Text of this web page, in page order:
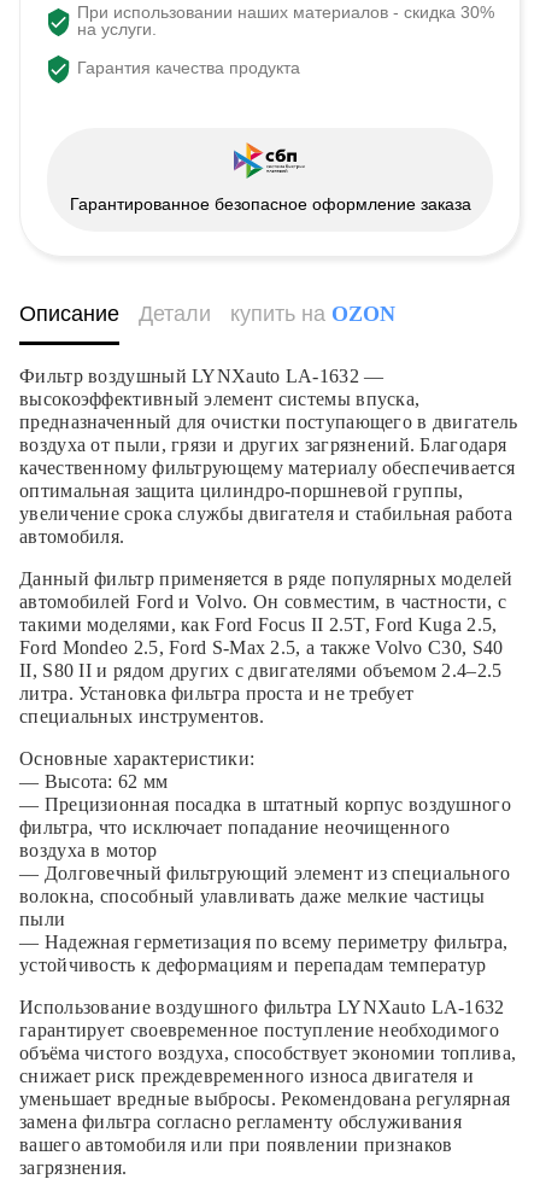
При использовании наших материалов - скидка 30%
на услуги.
Гарантия качества продукта
Гарантированное безопасное оформление заказа
Описание Детали купить на OZON
Фильтр воздушный LYNXauto LA-1632 —
высокоэффективный элемент системы впуска,
предназначенный для очистки поступающего в двигатель
воздуха от пыли, грязи и других загрязнений. Благодаря
качественному фильтрующему материалу обеспечивается
оптимальная защита цилиндро-поршневой группы,
увеличение срока службы двигателя и стабильная работа
автомобиля.
Данный фильтр применяется в ряде популярных моделей
автомобилей Ford и Volvo. Он совместим, в частности, с
такими моделями, как Ford Focus II 2.5T, Ford Kuga 2.5,
Ford Mondeo 2.5, Ford S-Max 2.5, а также Volvo C30, S40
II, S80 II и рядом других с двигателями объемом 2.4–2.5
литра. Установка фильтра проста и не требует
специальных инструментов.
Основные характеристики:
— Высота: 62 мм
— Прецизионная посадка в штатный корпус воздушного
фильтра, что исключает попадание неочищенного
воздуха в мотор
— Долговечный фильтрующий элемент из специального
волокна, способный улавливать даже мелкие частицы
пыли
— Надежная герметизация по всему периметру фильтра,
устойчивость к деформациям и перепадам температур
Использование воздушного фильтра LYNXauto LA-1632
гарантирует своевременное поступление необходимого
объёма чистого воздуха, способствует экономии топлива,
снижает риск преждевременного износа двигателя и
уменьшает вредные выбросы. Рекомендована регулярная
замена фильтра согласно регламенту обслуживания
вашего автомобиля или при появлении признаков
загрязнения.